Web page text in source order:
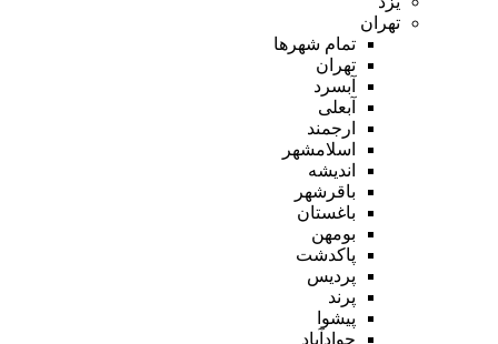
تهران
تمام شهر‌ها
تهران
آبسرد
آبعلی
ارجمند
اسلامشهر
اندیشه
باقرشهر
باغستان
بومهن
پاکدشت
پردیس
پرند
پیشوا
جوادآباد